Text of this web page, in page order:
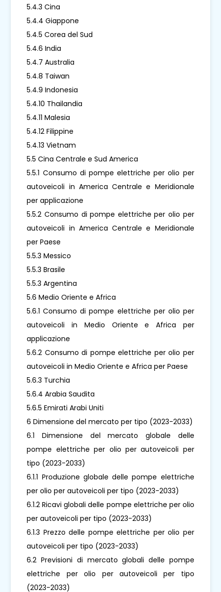
5.4.3 Cina
5.4.4 Giappone
5.4.5 Corea del Sud
5.4.6 India
5.4.7 Australia
5.4.8 Taiwan
5.4.9 Indonesia
5.4.10 Thailandia
5.4.11 Malesia
5.4.12 Filippine
5.4.13 Vietnam
5.5 Cina Centrale e Sud America
5.5.1 Consumo di pompe elettriche per olio per
autoveicoli in America Centrale e Meridionale
per applicazione
5.5.2 Consumo di pompe elettriche per olio per
autoveicoli in America Centrale e Meridionale
per Paese
5.5.3 Messico
5.5.3 Brasile
5.5.3 Argentina
5.6 Medio Oriente e Africa
5.6.1 Consumo di pompe elettriche per olio per
autoveicoli in Medio Oriente e Africa per
applicazione
5.6.2 Consumo di pompe elettriche per olio per
autoveicoli in Medio Oriente e Africa per Paese
5.6.3 Turchia
5.6.4 Arabia Saudita
5.6.5 Emirati Arabi Uniti
6 Dimensione del mercato per tipo (2023-2033)
6.1 Dimensione del mercato globale delle
pompe elettriche per olio per autoveicoli per
tipo (2023-2033)
6.1.1 Produzione globale delle pompe elettriche
per olio per autoveicoli per tipo (2023-2033)
6.1.2 Ricavi globali delle pompe elettriche per olio
per autoveicoli per tipo (2023-2033)
6.1.3 Prezzo delle pompe elettriche per olio per
autoveicoli per tipo (2023-2033)
6.2 Previsioni di mercato globali delle pompe
elettriche per olio per autoveicoli per tipo
(2023-2033)